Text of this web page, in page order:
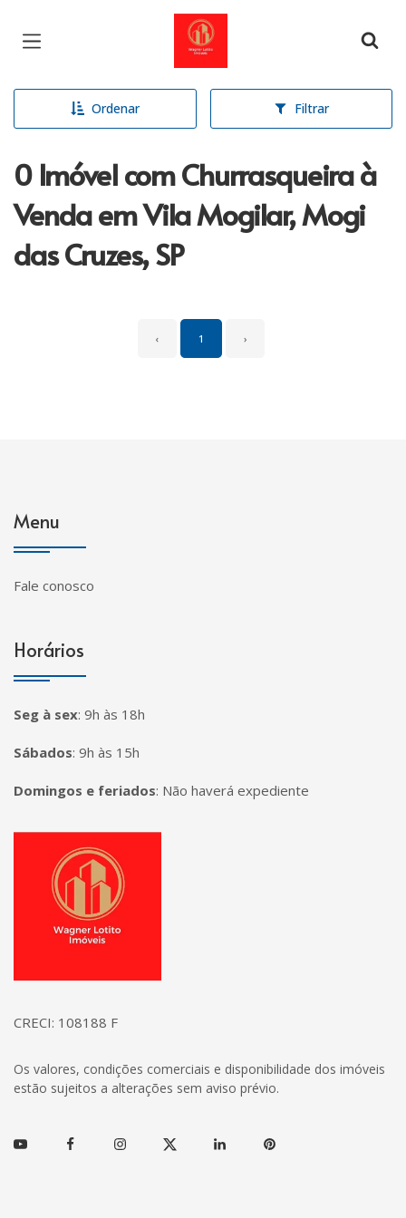
Página inicial
Ordenar Filtrar
0 Imóvel com Churrasqueira à
Venda em Vila Mogilar, Mogi
das Cruzes, SP
‹ 1 ›
Menu
Fale conosco
Horários
Seg à sex: 9h às 18h
Sábados: 9h às 15h
Domingos e feriados: Não haverá expediente
Página inicial
CRECI: 108188 F
Os valores, condições comerciais e disponibilidade dos imóveis
estão sujeitos a alterações sem aviso prévio.
Youtube FacebookInstagramTwitter Linkedin Pinterest